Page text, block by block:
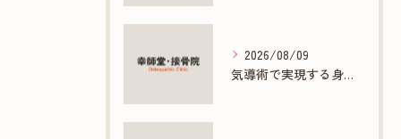
2026/08/09
気導術で実現する身体と心の根本ケアとは